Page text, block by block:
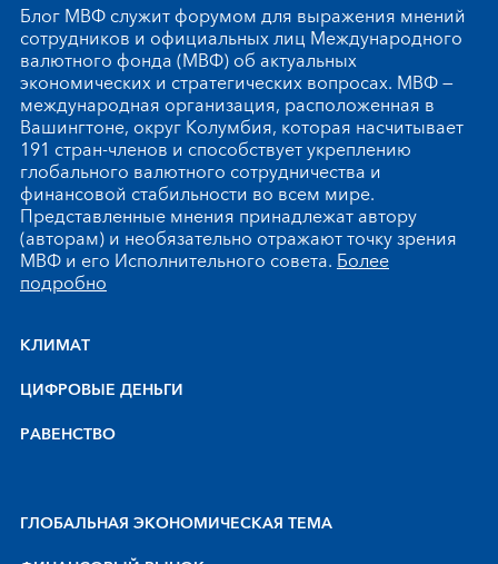
Блог МВФ служит форумом для выражения мнений
сотрудников и официальных лиц Международного
валютного фонда (МВФ) об актуальных
экономических и стратегических вопросах. МВФ —
международная организация, расположенная в
Вашингтоне, округ Колумбия, которая насчитывает
191 стран-членов и способствует укреплению
глобального валютного сотрудничества и
финансовой стабильности во всем мире.
Представленные мнения принадлежат автору
(авторам) и необязательно отражают точку зрения
МВФ и его Исполнительного совета.Более
подробно
КЛИМАТ
ЦИФРОВЫЕ ДЕНЬГИ
РАВЕНСТВО
ГЛОБАЛЬНАЯ ЭКОНОМИЧЕСКАЯ ТЕМА